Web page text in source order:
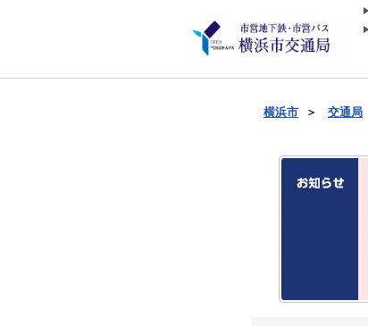
横浜市 ＞ 交通局